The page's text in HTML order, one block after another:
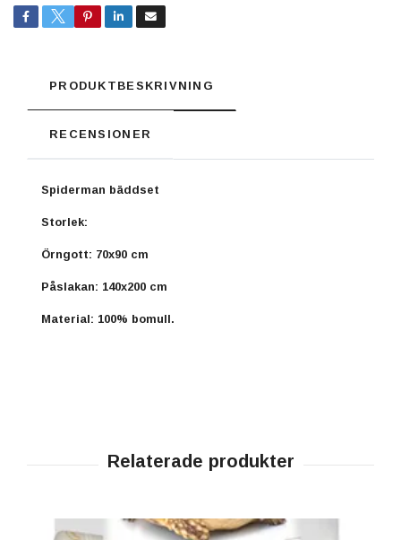
PRODUKTBESKRIVNING
RECENSIONER
Spiderman bäddset
Storlek:
Örngott: 70x90 cm
Påslakan: 140x200 cm
Material: 100% bomull.